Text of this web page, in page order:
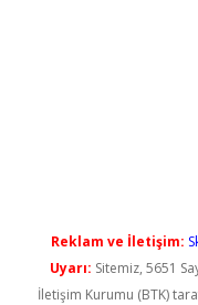
Reklam ve İletişim:
Uyarı: Sitemiz, 5651
İletişim Kurumu (BTK)